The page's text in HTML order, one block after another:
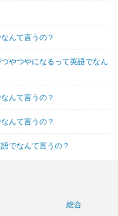
んて言うの？
やつやになるって英語でなん
んて言うの？
んて言うの？
でなんて言うの？
総合